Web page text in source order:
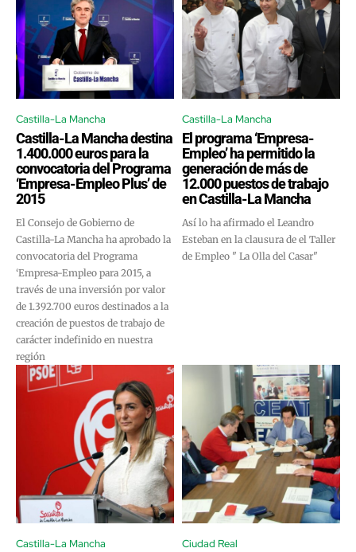
Castilla-La Mancha
Castilla-La Mancha destina
1.400.000 euros para la
convocatoria del Programa
‘Empresa-Empleo Plus’ de
2015
El Consejo de Gobierno de
Castilla-La Mancha ha aprobado la
convocatoria del Programa
‘Empresa-Empleo para 2015, a
través de una inversión por valor
de 1.392.700 euros destinados a la
creación de puestos de trabajo de
carácter indefinido en nuestra
región
Castilla-La Mancha
El programa ‘Empresa-
Empleo’ ha permitido la
generación de más de
12.000 puestos de trabajo
en Castilla-La Mancha
Así lo ha afirmado el Leandro
Esteban en la clausura de el Taller
de Empleo " La Olla del Casar"
Castilla-La Mancha Ciudad Real